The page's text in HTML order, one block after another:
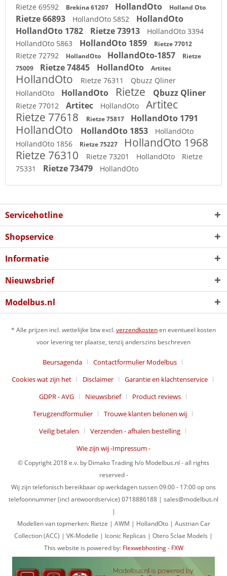
Rietze 69592 Brekina 61207 HollandOto Holland Oto
Rietze 66893 HollandOto 5852
HollandOto
HollandOto 1782
Rietze 73913
HollandOto 3394
HollandOto 5863
HollandOto 1859 Rietze 77012
Rietze 72792 HollandOto HollandOto-1857
Rietze
75009
Rietze 74845 HollandOto Artitec
HollandOto Rietze 76311
Qbuzz Qliner
HollandOto
HollandOto Rietze Qbuzz Qliner
Rietze 77012 Artitec HollandOto
Artitec
Rietze 77618
Rietze 75817 HollandOto 1791
HollandOto HollandOto 1853
HollandOto
HollandOto 1856
Rietze 75227
HollandOto 1968
Rietze 76310
Rietze 73201 HollandOto
Rietze
75331
Rietze 73479 HollandOto
Servicehotline
Shopservice
Informatie
Nieuwsbrief
Modelbus.nl
* Alle prijzen incl. wettelijke btw excl.verzendkostenen eventueel kosten
voor levering ter plaatse, tenzij anderszins beschreven
Beursagenda
Contactformulier Modelbus
Cookies wat zijn het
Disclaimer
Garantie en klachtenservice
GDPR - AVG
Nieuwsbrief
Product reviews
Terugzendformulier
Trouwe klanten belonen wij
Veilig betalen
Verzenden - afhalen bestelling
Wie zijn wij -Impressum -
© Copyright 2018 e.v. by Dimako Trading h/o Modelbus.nl - all rights
reserved -
Wij zijn telefonisch bereikbaar op werkdagen tussen 09:00 - 17:00 op ons
telefoonnummer (incl antwoordservice) 0718886188 | sales@modelbus.nl
|
Modellen van topmerken: Rietze | AWM | HollandOto | Austrian Car
Collection (ACC) | VK-Modelle | Iconic Replicas | Otero Sclae Models |
This website is powered by: Flexwebhosting - FXW